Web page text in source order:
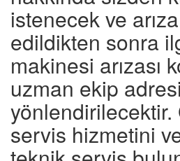
istenecek ve
edildikten sonra
makinesi arızası
uzman ekip
yönlendirilecektir.
servis hizmetini